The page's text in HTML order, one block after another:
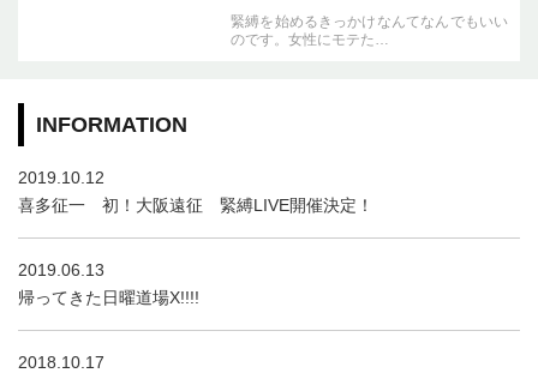
緊縛を始めるきっかけなんてなんでもいい
のです。女性にモテた…
INFORMATION
2019.10.12
喜多征一 初！大阪遠征 緊縛LIVE開催決定！
2019.06.13
帰ってきた日曜道場X!!!!
2018.10.17